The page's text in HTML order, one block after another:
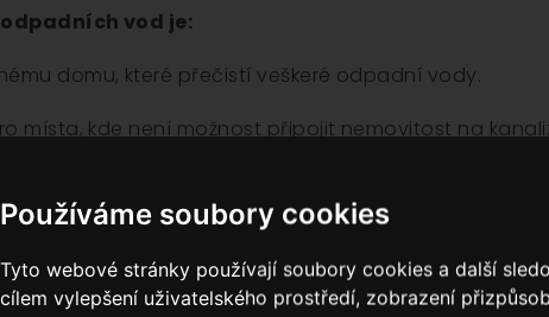
Používáme soubory cookies
Tyto webové stránky používají soubory cookies a další
cílem vylepšení uživatelského prostředí, zobrazení
vod je:
domu, které přečistí veškeré odpadní vody.
místa, kde není možnost připojit nemovitost na
a delší životností.
společník zakopaný na pozemku v blízkosti domu.
vod není: